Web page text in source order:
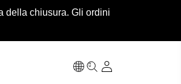
della chiusura. Gli ordini